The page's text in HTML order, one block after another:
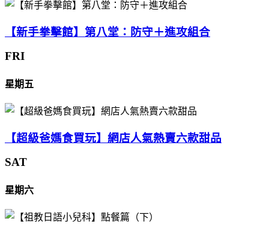
【新手拳擊館】第八堂：防守＋進攻組合
FRI
星期五
【超級爸媽食買玩】網店人氣熱賣六款甜品
SAT
星期六